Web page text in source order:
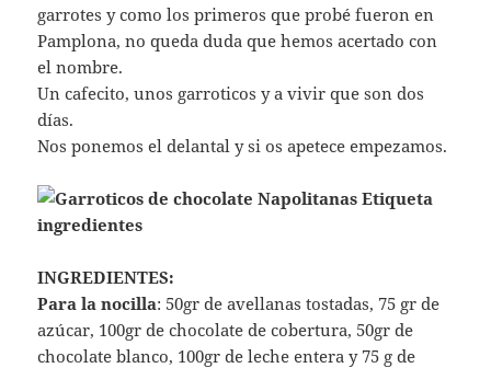
garrotes y como los primeros que probé fueron en
Pamplona, no queda duda que hemos acertado con
el nombre.
Un cafecito, unos garroticos y a vivir que son dos
días.
Nos ponemos el delantal y si os apetece empezamos.
INGREDIENTES:
Para la nocilla: 50gr de avellanas tostadas, 75 gr de
azúcar, 100gr de chocolate de cobertura, 50gr de
chocolate blanco, 100gr de leche entera y 75 g de